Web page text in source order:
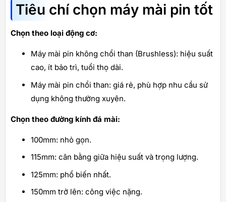
Tiêu chí chọn máy mài pin tốt
Chọn theo loại động cơ:
Máy mài pin không chổi than (Brushless): hiệu suất
cao, ít bảo trì, tuổi thọ dài.
Máy mài pin chổi than: giá rẻ, phù hợp nhu cầu sử
dụng không thường xuyên.
Chọn theo đường kính đá mài:
100mm: nhỏ gọn.
115mm: cân bằng giữa hiệu suất và trọng lượng.
125mm: phổ biến nhất.
150mm trở lên: công việc nặng.